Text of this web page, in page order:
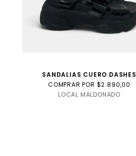
SANDALIAS CUERO DASHES
COMPRAR POR $2.890,00
LOCAL MALDONADO